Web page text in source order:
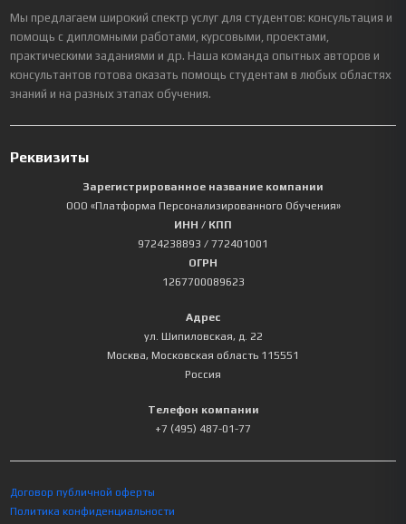
Мы предлагаем широкий спектр услуг для студентов: консультация и
помощь с дипломными работами, курсовыми, проектами,
практическими заданиями и др. Наша команда опытных авторов и
консультантов готова оказать помощь студентам в любых областях
знаний и на разных этапах обучения.
Реквизиты
Зарегистрированное название компании
ООО «Платформа Персонализированного Обучения»
ИНН / КПП
9724238893 / 772401001
ОГРН
1267700089623
Адрес
ул. Шипиловская, д. 22
Москва, Московская область 115551
Россия
Телефон компании
+7 (495) 487-01-77
Договор публичной оферты
Политика конфиденциальности